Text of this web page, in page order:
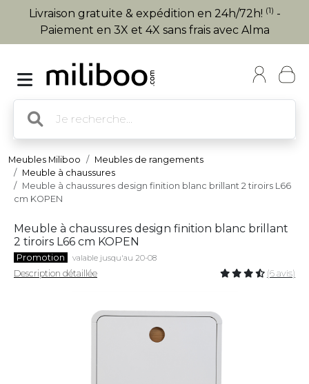
Livraison gratuite & expédition en 24h/72h! (1) -
Paiement en 3X et 4X sans frais avec Alma
Meubles Miliboo
Meubles de rangements
Meuble à chaussures
Meuble à chaussures design finition blanc brillant 2 tiroirs L66
cm KOPEN
Meuble à chaussures design finition blanc brillant
2 tiroirs L66 cm KOPEN
Promotion valable jusqu'au 20-08
Description détaillée (6 avis)